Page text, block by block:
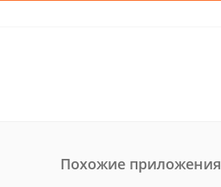
Похожие приложения